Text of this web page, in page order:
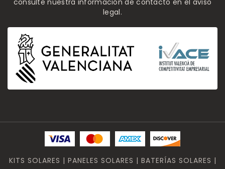
legal.
KITS SOLARES | PANELES SOLARES | BATERÍAS SOLARES |